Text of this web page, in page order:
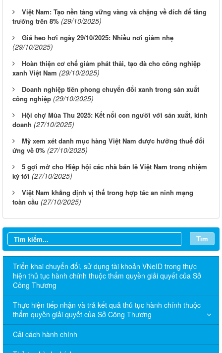
Việt Nam: Tạo nền tảng vững vàng và chặng về đích để tăng
trưởng trên 8% (29/10/2025)
Giá heo hơi ngày 29/10/2025: Nhiều nơi giảm nhẹ
(29/10/2025)
Hoàn thiện cơ chế giảm phát thải, tạo đà cho công nghiệp
xanh Việt Nam (29/10/2025)
Doanh nghiệp tiên phong chuyển đổi xanh trong sản xuất
công nghiệp (29/10/2025)
Hội chợ Mùa Thu 2025: Kết nối con người với sản xuất, kinh
doanh (27/10/2025)
Mỹ xem xét danh mục hàng Việt Nam được hưởng thuế đối
ứng về 0% (27/10/2025)
5 gợi mở cho Hiệp hội các nhà bán lẻ Việt Nam trong nhiệm
kỳ tới (27/10/2025)
Việt Nam khẳng định vị thế trong hợp tác an ninh mạng
toàn cầu (27/10/2025)
Tìm
Triển khai chuyển đổi, sử dụng tài khoản VNeID trong thực
hiện thủ tục hành chính thuộc thẩm quyền giải quyết của Sở
Công Thương
Thực hiện tiếp nhận và trả kết quả thủ tục hành chính thuộc
thẩm quyền giải quyết của Sở Công Thương
Cải cách hành chính